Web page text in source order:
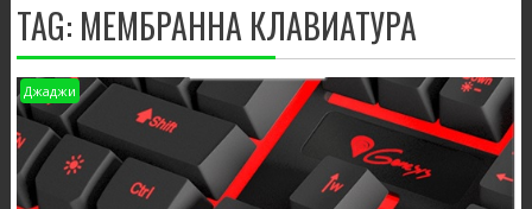
TAG: МЕМБРАННА КЛАВИАТУРА
Джаджи